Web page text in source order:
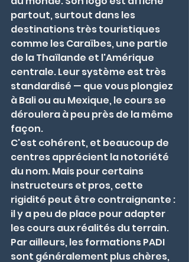
partout, surtout dans les
destinations très touristiques
comme les Caraïbes, une partie
de la Thaïlande et l'Amérique
centrale. Leur système est très
standardisé — que vous plongiez
à Bali ou au Mexique, le cours se
déroulera à peu près de la même
façon.
C'est cohérent, et beaucoup de
centres apprécient la notoriété
du nom. Mais pour certains
instructeurs et pros, cette
rigidité peut être contraignante :
il y a peu de place pour adapter
les cours aux réalités du terrain.
Par ailleurs, les formations PADI
sont généralement plus chères,